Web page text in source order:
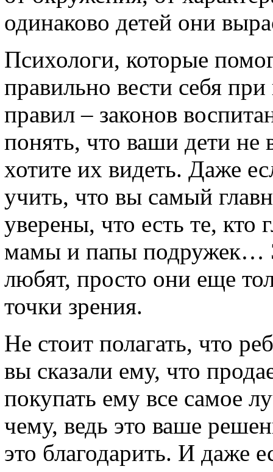
одинаково детей они
Психологи, которые
правильно вести себя
правил – законов
понять, что ваши дети
хотите их видеть. Даже
учить, что вы самый
уверены, что есть те, кто
мамы и папы подружек…
любят, просто они еще
точки зрения.
Не стоит полагать, что
вы сказали ему, что
покупать ему все самое
чему, ведь это ваше
это благодарить. И даже